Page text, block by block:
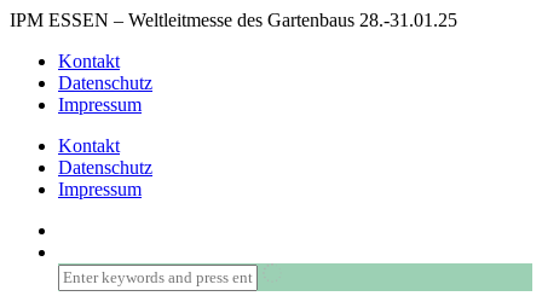
IPM ESSEN – Weltleitmesse des Gartenbaus 28.-31.01.25
Kontakt
Datenschutz
Impressum
Kontakt
Datenschutz
Impressum